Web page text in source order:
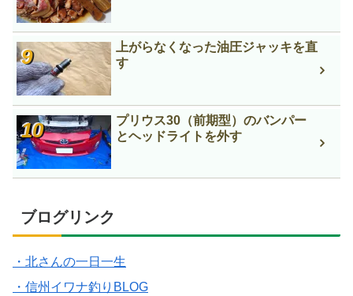
上がらなくなった油圧ジャッキを直
す
プリウス30（前期型）のバンパー
とヘッドライトを外す
ブログリンク
・北さんの一日一生
・信州イワナ釣りBLOG